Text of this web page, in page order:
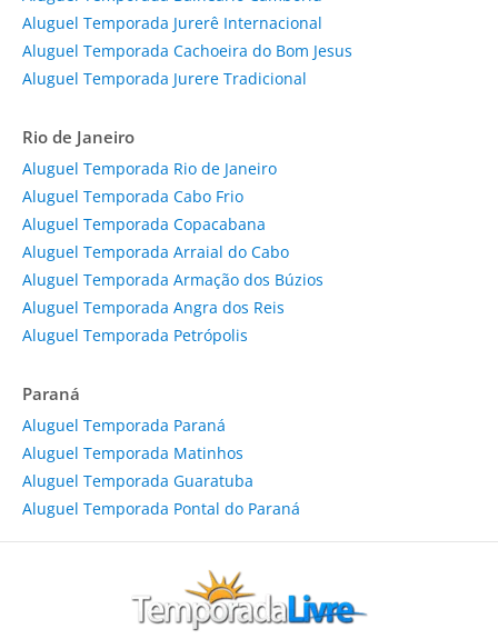
Aluguel Temporada Jurerê Internacional
Aluguel Temporada Cachoeira do Bom Jesus
Aluguel Temporada Jurere Tradicional
Rio de Janeiro
Aluguel Temporada Rio de Janeiro
Aluguel Temporada Cabo Frio
Aluguel Temporada Copacabana
Aluguel Temporada Arraial do Cabo
Aluguel Temporada Armação dos Búzios
Aluguel Temporada Angra dos Reis
Aluguel Temporada Petrópolis
Paraná
Aluguel Temporada Paraná
Aluguel Temporada Matinhos
Aluguel Temporada Guaratuba
Aluguel Temporada Pontal do Paraná